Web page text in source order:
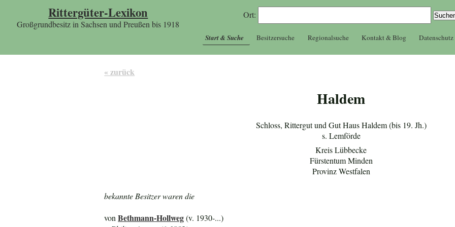
Rittergüter-Lexikon
Großgrundbesitz in Sachsen und Preußen bis 1918
Ort:
Start & Suche Besitzersuche Regionalsuche Kontakt & Blog Datenschutz
« zurück
Haldem
Schloss, Rittergut und Gut Haus Haldem (bis 19. Jh.)
s. Lemförde
Kreis Lübbecke
Fürstentum Minden
Provinz Westfalen
bekannte Besitzer waren die
vonBethmann-Hollweg(v. 1930-...)